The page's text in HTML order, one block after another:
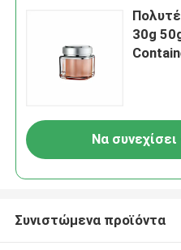
30g
Να συνεχίσει
Συνιστώμενα προϊόντα